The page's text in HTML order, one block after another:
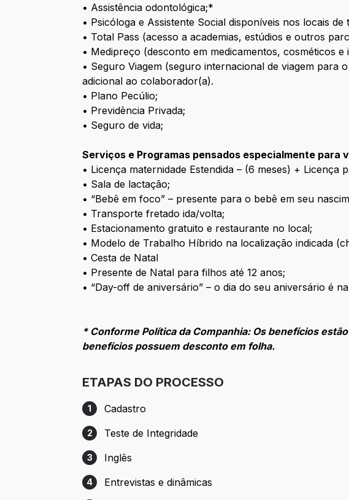
• Assistência odontológica;*
• Psicóloga e Assistente Social disponíveis nos locais
• Total Pass (acesso a academias, estúdios e outros
• Medipreço (desconto em medicamentos, cosméticos e
• Seguro Viagem (seguro internacional de viagem para
adicional ao colaborador(a).
• Plano Pecúlio;
• Previdência Privada;
• Seguro de vida;
Serviços e Programas pensados especialmente para
• Licença maternidade Estendida – (6 meses) + Licença
• Sala de lactação;
• “Bebê em foco” – presente para o bebê em seu
• Transporte fretado ida/volta;
• Estacionamento gratuito e restaurante no local;
• Modelo de Trabalho Híbrido na localização indicada
• Cesta de Natal
• Presente de Natal para filhos até 12 anos;
• “Day-off de aniversário” – o dia do seu aniversário é
* Conforme Política da Companhia: Os benefícios
benefícios possuem desconto em folha.
ETAPAS DO PROCESSO
Etapa 1: Cadastro
1 Cadastro
Etapa 2: Teste de Integridade
2 Teste de Integridade
Etapa 3: Inglês
3 Inglês
Etapa 4: Entrevistas e dinâmicas
4 Entrevistas e dinâmicas